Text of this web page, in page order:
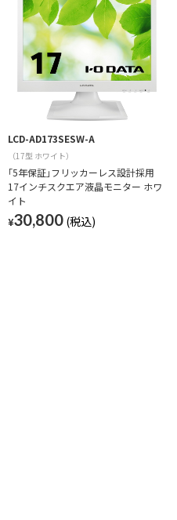
LCD-AD173SESW-A
（17型 ホワイト）
｢5年保証｣フリッカーレス設計採用
17インチスクエア液晶モニター ホワ
イト
¥30,800